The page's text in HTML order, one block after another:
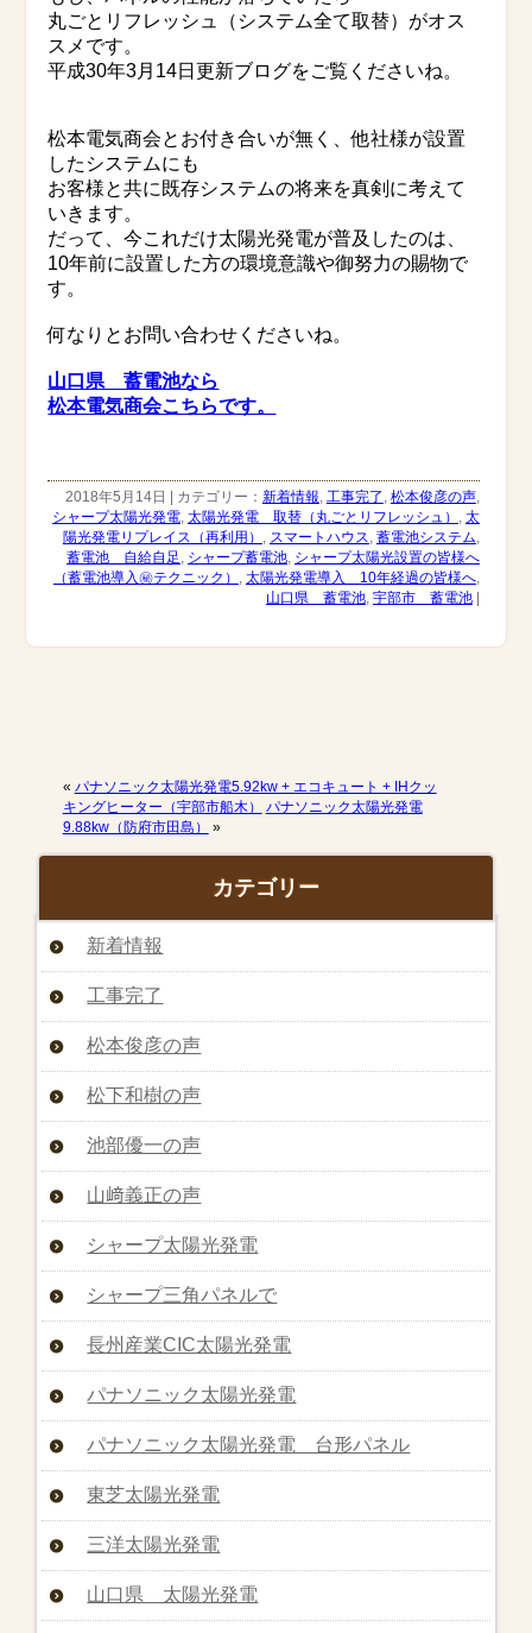
丸ごとリフレッシュ（システム全て取替）がオス
スメです。
平成30年3月14日更新ブログをご覧くださいね。
松本電気商会とお付き合いが無く、他社様が設置
したシステムにも
お客様と共に既存システムの将来を真剣に考えて
いきます。
だって、今これだけ太陽光発電が普及したのは、
10年前に設置した方の環境意識や御努力の賜物で
す。
何なりとお問い合わせくださいね。
山口県 蓄電池なら
松本電気商会こちらです。
2018年5月14日 | カテゴリー： 新着情報, 工事完了 , 松本俊彦の声,
シャープ太陽光発電, 太陽光発電 取替（丸ごとリフレッシュ） , 太
陽光発電リプレイス（再利用） , スマートハウス, 蓄電池システム,
蓄電池 自給自足 , シャープ蓄電池, シャープ太陽光設置の皆様へ
（蓄電池導入㊙︎テクニック） , 太陽光発電導入 10年経過の皆様へ,
山口県 蓄電池, 宇部市 蓄電池|
« パナソニック太陽光発電5.92kw + エコキュート + IHクッ
キングヒーター（宇部市船木）
パナソニック太陽光発電
9.88kw（防府市田島）
»
カテゴリー
新着情報
工事完了
松本俊彦の声
松下和樹の声
池部優一の声
山﨑義正の声
シャープ太陽光発電
シャープ三角パネルで
長州産業CIC太陽光発電
パナソニック太陽光発電
パナソニック太陽光発電 台形パネル
東芝太陽光発電
三洋太陽光発電
山口県 太陽光発電